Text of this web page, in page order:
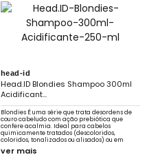
head-id
Head.ID Blondies Shampoo 300ml
Acidificant...
Blondies É uma série que trata desordens de
couro cabeludo com ação prebiótica que
confere acalmia. Ideal para cabelos
quimicamente tratados (descoloridos,
coloridos, tonalizados ou alisados) ou em
constante exposição a sol, mar e piscina.
ver mais